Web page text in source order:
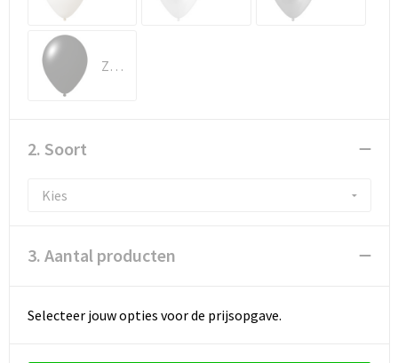
Zwart (1199)
2. Soort
3. Aantal producten
Selecteer jouw opties voor de prijsopgave.